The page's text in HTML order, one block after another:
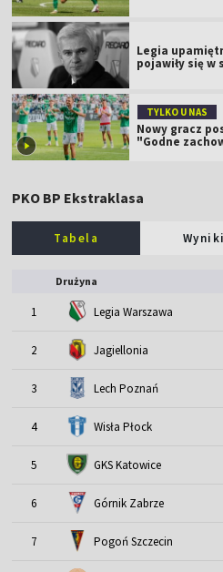
Legia
pojawiły się w
TYLKO U NAS
Nowy gracz
"Godne
PKO BP Ekstraklasa
Tabela Wyniki
Drużyna
1 Legia Warszawa
2 Jagiellonia
3 Lech Poznań
4 Wisła Płock
5 GKS Katowice
6 Górnik Zabrze
7 Pogoń Szczecin